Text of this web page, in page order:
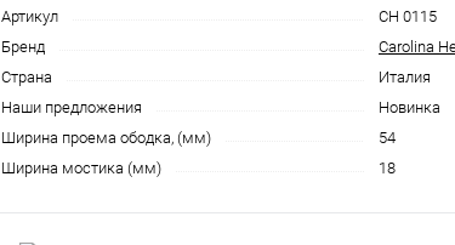
Артикул
CH 0115
Бренд
Carolina
Страна
Италия
Наши предложения
Новинка
Ширина проема ободка, (мм)
54
Ширина мостика (мм)
18